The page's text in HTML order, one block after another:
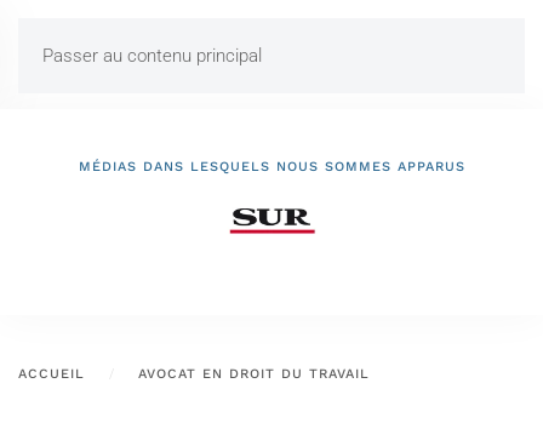
Passer au contenu principal
MÉDIAS DANS LESQUELS NOUS SOMMES APPARUS
ACCUEIL AVOCAT EN DROIT DU TRAVAIL